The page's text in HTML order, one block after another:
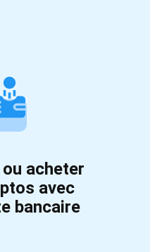
acheter
avec
bancaire